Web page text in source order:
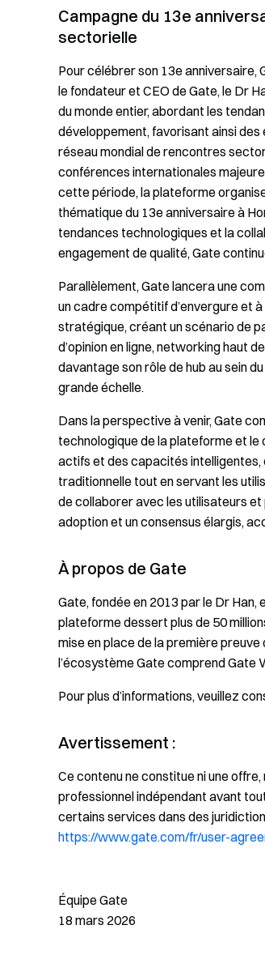
Campagne du 13e
sectorielle
Pour célébrer son 13e anniversaire,
le fondateur et CEO de Gate, le Dr
du monde entier, abordant les
développement, favorisant ainsi
réseau mondial de rencontres
conférences internationales
cette période, la plateforme
thématique du 13e anniversaire à
tendances technologiques et la
engagement de qualité, Gate
Parallèlement, Gate lancera une
un cadre compétitif d’envergure et
stratégique, créant un scénario de
d’opinion en ligne, networking haut
davantage son rôle de hub au sein
grande échelle.
Dans la perspective à venir, Gate
technologique de la plateforme et
actifs et des capacités
traditionnelle tout en servant les
de collaborer avec les utilisateurs
adoption et un consensus élargis,
À propos de Gate
Gate, fondée en 2013 par le Dr Han,
plateforme dessert plus de 50
mise en place de la première
l’écosystème Gate comprend Gate
Pour plus d’informations, veuillez
Avertissement :
Ce contenu ne constitue ni une
professionnel indépendant avant
certains services dans des
https://www.gate.com/fr/user-
Équipe Gate
18 mars 2026